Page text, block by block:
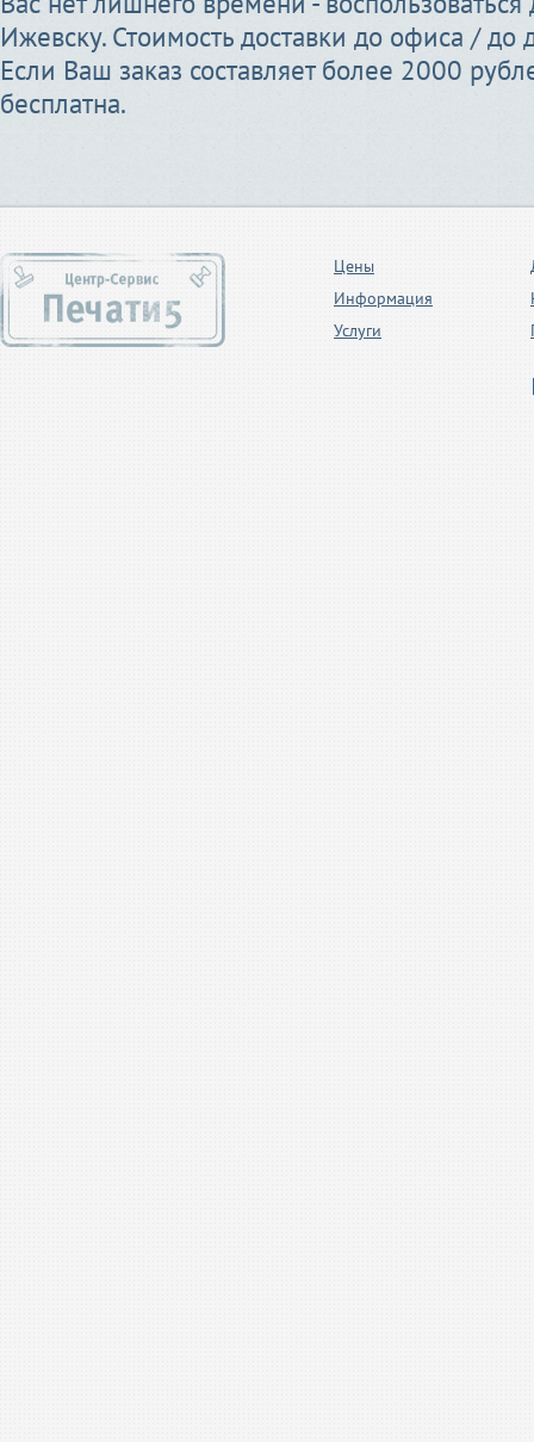
Ижевску. Стоимость доставки до офиса / до
Если Ваш заказ составляет более 2000
бесплатна.
Цены
Информация
Услуги